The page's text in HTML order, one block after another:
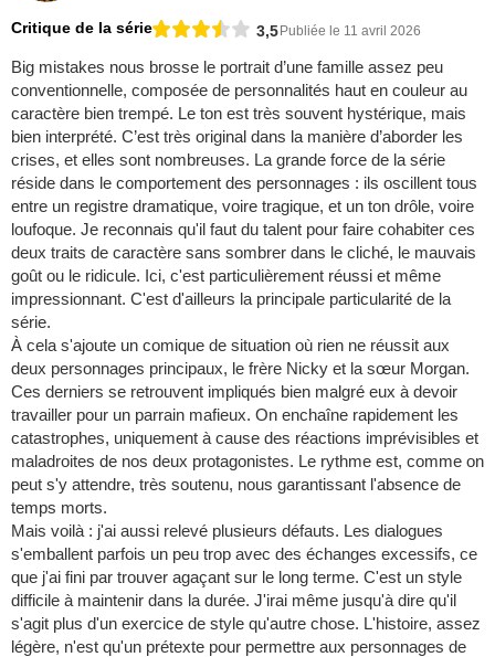
Critique de la série 3,5Publiée le 11 avril 2026
Big mistakes nous brosse le portrait d’une famille assez peu
conventionnelle, composée de personnalités haut en couleur au
caractère bien trempé. Le ton est très souvent hystérique, mais
bien interprété. C’est très original dans la manière d’aborder les
crises, et elles sont nombreuses. La grande force de la série
réside dans le comportement des personnages : ils oscillent tous
entre un registre dramatique, voire tragique, et un ton drôle, voire
loufoque. Je reconnais qu'il faut du talent pour faire cohabiter ces
deux traits de caractère sans sombrer dans le cliché, le mauvais
goût ou le ridicule. Ici, c'est particulièrement réussi et même
impressionnant. C'est d'ailleurs la principale particularité de la
série.
À cela s'ajoute un comique de situation où rien ne réussit aux
deux personnages principaux, le frère Nicky et la sœur Morgan.
Ces derniers se retrouvent impliqués bien malgré eux à devoir
travailler pour un parrain mafieux. On enchaîne rapidement les
catastrophes, uniquement à cause des réactions imprévisibles et
maladroites de nos deux protagonistes. Le rythme est, comme on
peut s'y attendre, très soutenu, nous garantissant l'absence de
temps morts.
Mais voilà : j'ai aussi relevé plusieurs défauts. Les dialogues
s'emballent parfois un peu trop avec des échanges excessifs, ce
que j'ai fini par trouver agaçant sur le long terme. C'est un style
difficile à maintenir dans la durée. J'irai même jusqu'à dire qu'il
s'agit plus d'un exercice de style qu'autre chose. L'histoire, assez
légère, n'est qu'un prétexte pour permettre aux personnages de